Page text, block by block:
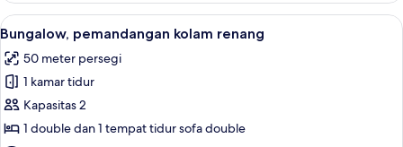
Ekonomi,
pemandangan
kolam
renang
Lihat
semua
foto
untuk
Bungalow,
pemandangan
Bungalow, pemandangan kolam
7
Bungalow, pemandangan kolam renang
50 meter persegi
1 kamar tidur
Kapasitas 2
1 double dan 1 tempat tidur sofa double